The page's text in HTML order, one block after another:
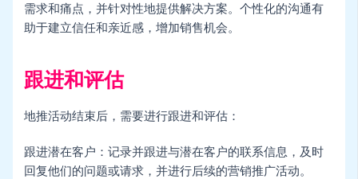
需求和痛点，并针对性地提供解决方案。个性化的沟通有
助于建立信任和亲近感，增加销售机会。
跟进和评估
地推活动结束后，需要进行跟进和评估：
跟进潜在客户：记录并跟进与潜在客户的联系信息，及时
回复他们的问题或请求，并进行后续的营销推广活动。